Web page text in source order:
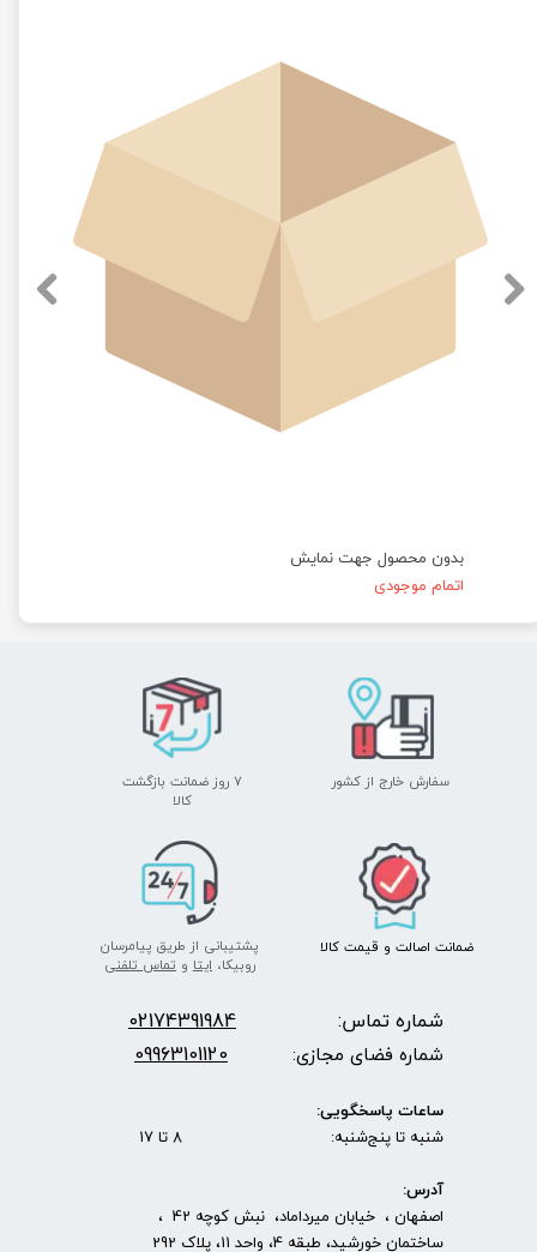
بدون محصول جهت نمایش
اتمام موجودی
پشتیبانی از طریق پیامرسان
روبیکا، ایتا و تماس تلفنی
سفارش خارج از کشور
۷ روز ضمانت بازگشت
​​​​​​​کالا
ضمانت اصالت و قیمت​​​​​​​ کالا ​​​​​​​
شماره تماس: 02174391984
شماره فضای مجازی: 09963101120
ساعات پاسخگویی:
شنبه تا پنج‌شنبه: 8 تا 17
آدرس:
اصفهان ، خیابان میرداماد، نبش کوچه 42 ،
ساختمان خورشید، طبقه 4، واحد 11، پلاک 292